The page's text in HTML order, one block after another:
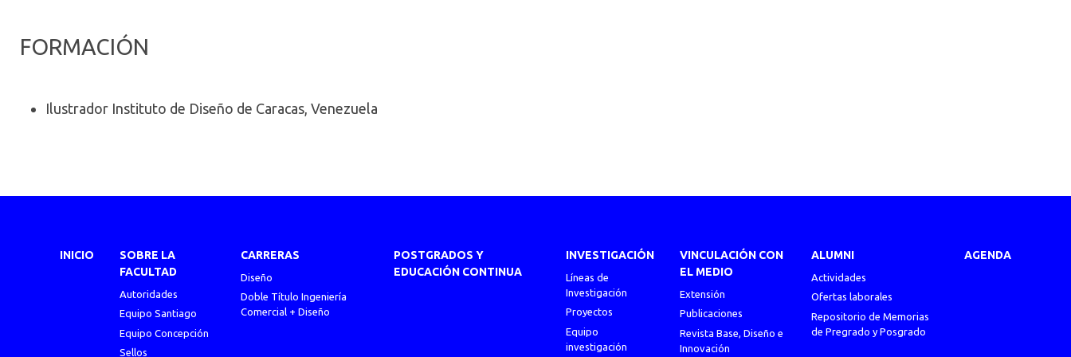
FORMACIÓN
Ilustrador Instituto de Diseño de Caracas, Venezuela
INICIO
SOBRE LA
FACULTAD
Autoridades
Equipo Santiago
Equipo Concepción
Sellos
CARRERAS
Diseño
Doble Título Ingeniería
Comercial + Diseño
POSTGRADOS Y
EDUCACIÓN CONTINUA
INVESTIGACIÓN
Líneas de
Investigación
Proyectos
Equipo
investigación
VINCULACIÓN CON
EL MEDIO
Extensión
Publicaciones
Revista Base, Diseño e
Innovación
ALUMNI
Actividades
Ofertas laborales
Repositorio de Memorias
de Pregrado y Posgrado
AGENDA